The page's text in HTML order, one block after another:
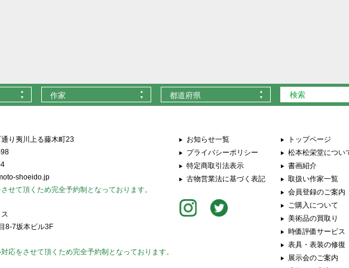
作家 都道府県
り夷川上る藤木町23
shoeido.jp
せて頂くため完全予約制となっております。
8-7坂本ビル3F
応をさせて頂くため完全予約制となっております。
お知らせ一覧
プライバシーポリシー
特定商取引法表示
古物営業法に基づく表記
トップページ
松本松栄堂につい
書画紹介
取扱い作家一覧
会員登録のご案内
ご購入について
美術品の買取り
時価評価サービス
表具・表装の修復
展示会のご案内